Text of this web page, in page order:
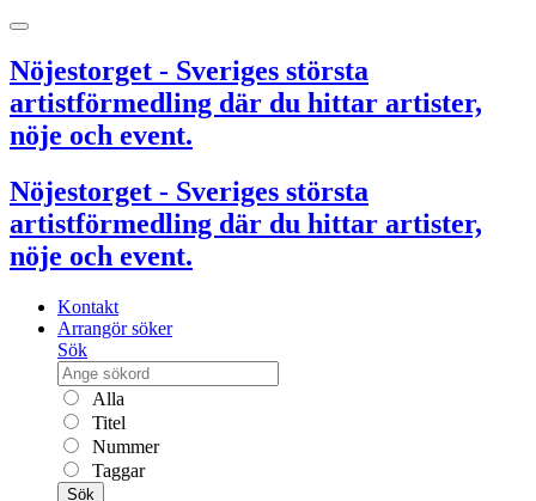
Nöjestorget - Sveriges största
artistförmedling där du hittar artister,
nöje och event.
Nöjestorget - Sveriges största
artistförmedling där du hittar artister,
nöje och event.
Kontakt
Arrangör söker
Sök
Alla
Titel
Nummer
Taggar
Sök